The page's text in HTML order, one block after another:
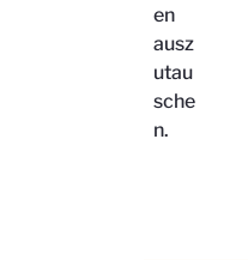
en
ausz
utau
sche
n.